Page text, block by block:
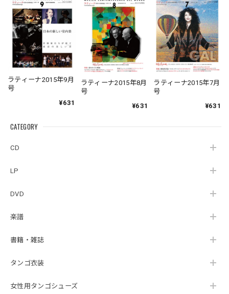
CATEGORY
CD
LP
DVD
楽譜
書籍・雑誌
タンゴ衣装
女性用タンゴシューズ
ラティーナ2015年9月
号
¥631
ラティーナ2015年8月
号
¥631
ラティーナ2015年7月
号
¥631